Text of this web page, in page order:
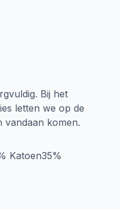
Bij het
letten we op de
vandaan komen.
Katoen35%